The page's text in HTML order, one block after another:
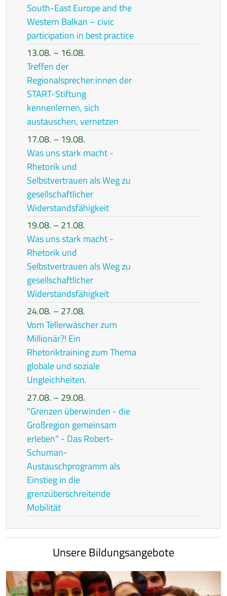
South-East Europe and the
Western Balkan – civic
participation in best practice
13.08. – 16.08.
Treffen der
Regionalsprecher:innen der
START-Stiftung
kennenlernen, sich
austauschen, vernetzen
17.08. – 19.08.
Was uns stark macht -
Rhetorik und
Selbstvertrauen als Weg zu
gesellschaftlicher
Widerstandsfähigkeit
19.08. – 21.08.
Was uns stark macht -
Rhetorik und
Selbstvertrauen als Weg zu
gesellschaftlicher
Widerstandsfähigkeit
24.08. – 27.08.
Vom Tellerwäscher zum
Millionär?! Ein
Rhetoriktraining zum Thema
globale und soziale
Ungleichheiten.
27.08. – 29.08.
"Grenzen überwinden - die
Großregion gemeinsam
erleben" - Das Robert-
Schuman-
Austauschprogramm als
Einstieg in die
grenzüberschreitende
Mobilität
Unsere Bildungsangebote